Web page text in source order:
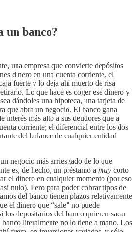
un banco?
una empresa que convierte depósitos
dinero en una cuenta corriente, el
fuerte y lo deja ahí muerto de risa
Lo que hace es coger ese dinero y
dándoles una hipoteca, una tarjeta de
que abra un negocio. El banco gana
interés más alto a sus deudores que a
corriente; el diferencial entre los dos
del balance de cualquier entidad
negocio más arriesgado de lo que
es, de hecho, un préstamo a muy corto
el dinero en cualquier momento (por eso
nulo). Pero para poder cobrar tipos de
del banco tienen plazos relativamente
el dinero que “sale” no puede
los depositarios del banco quieren sacar
literalmente no lo tiene a mano. Los